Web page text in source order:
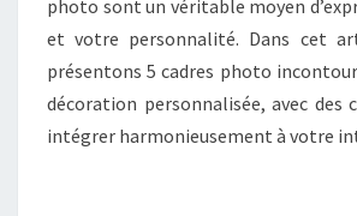
photo sont un véritable moyen
et votre personnalité. Dans cet
présentons 5 cadres photo
décoration personnalisée, avec des
intégrer harmonieusement à votre